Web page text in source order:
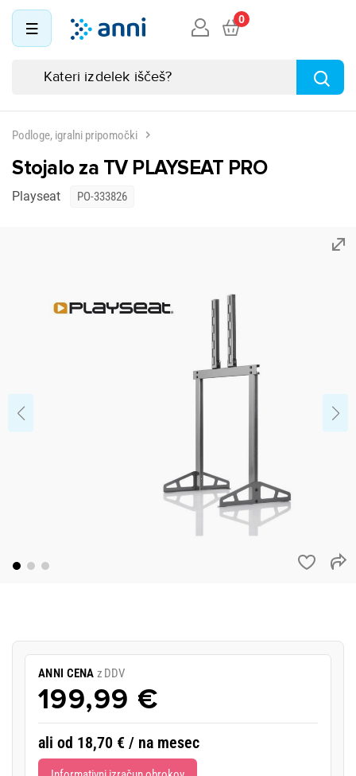
0
Podloge, igralni pripomočki
Stojalo za TV PLAYSEAT PRO
Playseat PO-333826
ANNI CENA z DDV
199,99 €
ali od 18,70 € / na mesec